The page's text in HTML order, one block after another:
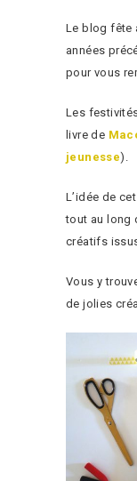
Le blog fête
années
pour vous
Les
livre de
jeunesse).
L’idée de
tout au long
créatifs
Vous y
de jolies